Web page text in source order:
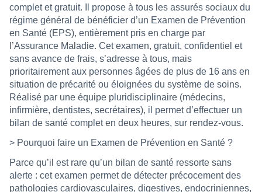
complet et gratuit. Il propose à tous les assurés sociaux du
régime général de bénéficier d’un Examen de Prévention
en Santé (EPS), entièrement pris en charge par
l’Assurance Maladie. Cet examen, gratuit, confidentiel et
sans avance de frais, s’adresse à tous, mais
prioritairement aux personnes âgées de plus de 16 ans en
situation de précarité ou éloignées du système de soins.
Réalisé par une équipe pluridisciplinaire (médecins,
infirmière, dentistes, secrétaires), il permet d’effectuer un
bilan de santé complet en deux heures, sur rendez-vous.
> Pourquoi faire un Examen de Prévention en Santé ?
Parce qu’il est rare qu’un bilan de santé ressorte sans
alerte : cet examen permet de détecter précocement des
pathologies cardiovasculaires, digestives, endocriniennes,